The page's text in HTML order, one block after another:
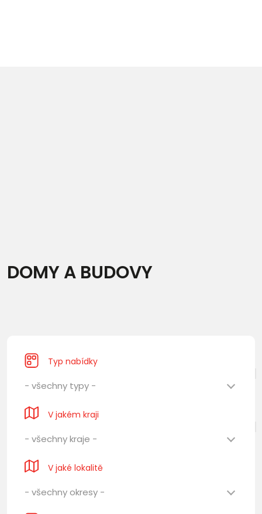
DOMY A BUDOVY
Typ nabídky
- všechny typy -
V jakém kraji
- všechny kraje -
V jaké lokalitě
- všechny okresy -